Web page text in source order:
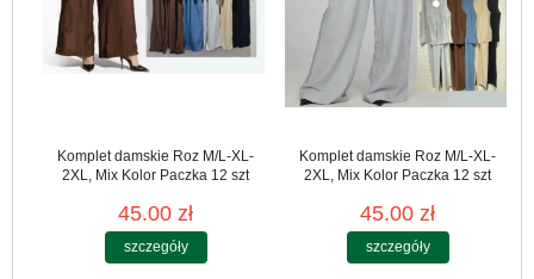
Komplet damskie Roz M/L-XL-
2XL, Mix Kolor Paczka 12 szt
45.00 zł
szczegóły
Komplet damskie Roz M/L-XL-
2XL, Mix Kolor Paczka 12 szt
45.00 zł
szczegóły